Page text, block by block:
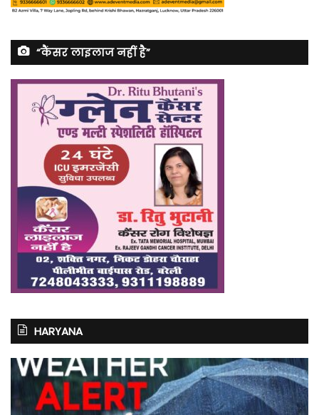
“कैंसर लाइलाज नहीं है”
HARYANA